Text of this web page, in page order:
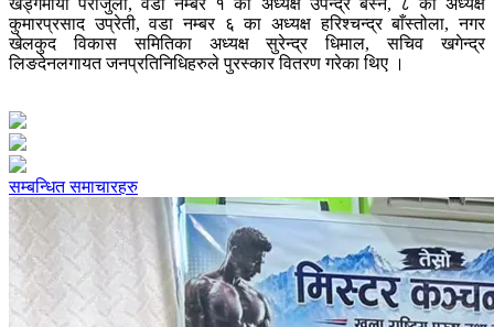
खड्गमाया पराजुली, वडा नम्बर १ का अध्यक्ष उपेन्द्र बस्ने, ८ का अध्यक्ष
कुमारप्रसाद उप्रेती, वडा नम्बर ६ का अध्यक्ष हरिश्चन्द्र बाँस्तोला, नगर
खेलकुद विकास समितिका अध्यक्ष सुरेन्द्र धिमाल, सचिव खगेन्द्र
लिङदेनलगायत जनप्रतिनिधिहरुले पुरस्कार वितरण गरेका थिए ।
सम्बन्धित समाचारहरु